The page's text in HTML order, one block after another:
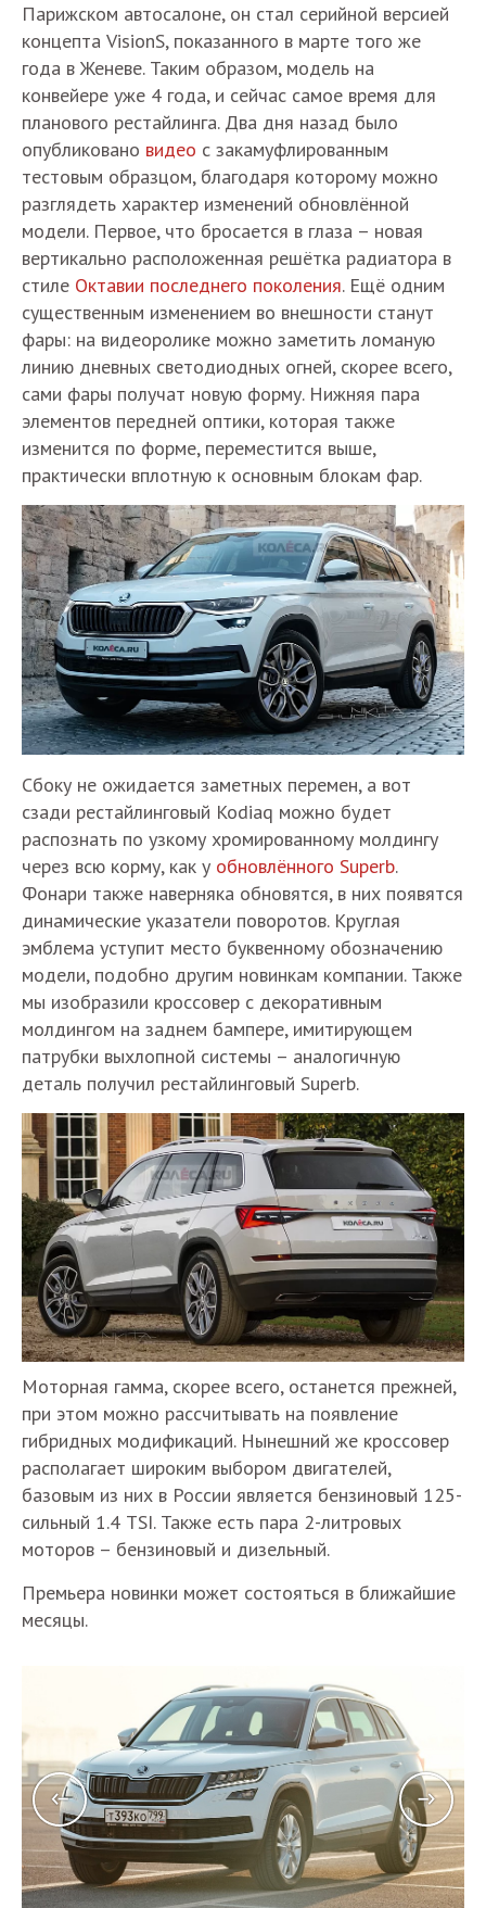
Парижском автосалоне, он стал серийной версией
концепта VisionS, показанного в марте того же
года в Женеве. Таким образом, модель на
конвейере уже 4 года, и сейчас самое время для
планового рестайлинга. Два дня назад было
опубликовано видео с закамуфлированным
тестовым образцом, благодаря которому можно
разглядеть характер изменений обновлённой
модели. Первое, что бросается в глаза – новая
вертикально расположенная решётка радиатора в
стиле Октавии последнего поколения. Ещё одним
существенным изменением во внешности станут
фары: на видеоролике можно заметить ломаную
линию дневных светодиодных огней, скорее всего,
сами фары получат новую форму. Нижняя пара
элементов передней оптики, которая также
изменится по форме, переместится выше,
практически вплотную к основным блокам фар.
Сбоку не ожидается заметных перемен, а вот
сзади рестайлинговый Kodiaq можно будет
распознать по узкому хромированному молдингу
через всю корму, как у обновлённого Superb.
Фонари также наверняка обновятся, в них появятся
динамические указатели поворотов. Круглая
эмблема уступит место буквенному обозначению
модели, подобно другим новинкам компании. Также
мы изобразили кроссовер с декоративным
молдингом на заднем бампере, имитирующем
патрубки выхлопной системы – аналогичную
деталь получил рестайлинговый Superb.
Моторная гамма, скорее всего, останется прежней,
при этом можно рассчитывать на появление
гибридных модификаций. Нынешний же кроссовер
располагает широким выбором двигателей,
базовым из них в России является бензиновый 125-
сильный 1.4 TSI. Также есть пара 2-литровых
моторов – бензиновый и дизельный.
Премьера новинки может состояться в ближайшие
месяцы.